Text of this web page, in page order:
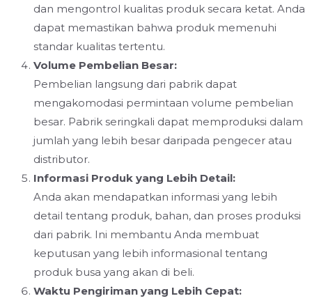
dan mengontrol kualitas produk secara ketat. Anda
dapat memastikan bahwa produk memenuhi
standar kualitas tertentu.
Volume Pembelian Besar:
Pembelian langsung dari pabrik dapat
mengakomodasi permintaan volume pembelian
besar. Pabrik seringkali dapat memproduksi dalam
jumlah yang lebih besar daripada pengecer atau
distributor.
Informasi Produk yang Lebih Detail:
Anda akan mendapatkan informasi yang lebih
detail tentang produk, bahan, dan proses produksi
dari pabrik. Ini membantu Anda membuat
keputusan yang lebih informasional tentang
produk busa yang akan di beli.
Waktu Pengiriman yang Lebih Cepat: